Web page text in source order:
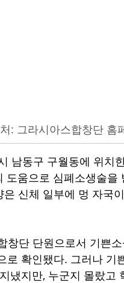
: 그라시아스합창단 홈
남동구 구월동에 위치
도움으로 심폐소생술
신체 일부에 멍 자국
창단 단원으로서 기쁜
로 확인됐다. 그러나 기
냈지만, 누군지 몰랐고